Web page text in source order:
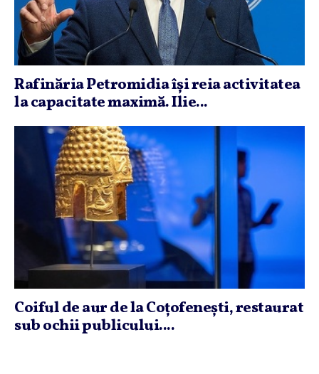
Rafinăria Petromidia îşi reia activitatea
la capacitate maximă. Ilie...
Coiful de aur de la Coţofeneşti, restaurat
sub ochii publicului....